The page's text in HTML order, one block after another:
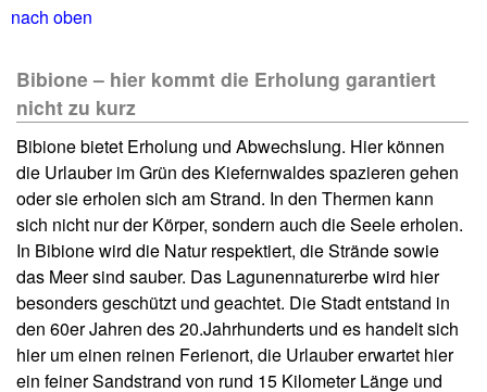
nach oben
Bibione – hier kommt die Erholung garantiert
nicht zu kurz
Bibione bietet Erholung und Abwechslung. Hier können
die Urlauber im Grün des Kiefernwaldes spazieren gehen
oder sie erholen sich am Strand. In den Thermen kann
sich nicht nur der Körper, sondern auch die Seele erholen.
In Bibione wird die Natur respektiert, die Strände sowie
das Meer sind sauber. Das Lagunennaturerbe wird hier
besonders geschützt und geachtet. Die Stadt entstand in
den 60er Jahren des 20.Jahrhunderts und es handelt sich
hier um einen reinen Ferienort, die Urlauber erwartet hier
ein feiner Sandstrand von rund 15 Kilometer Länge und